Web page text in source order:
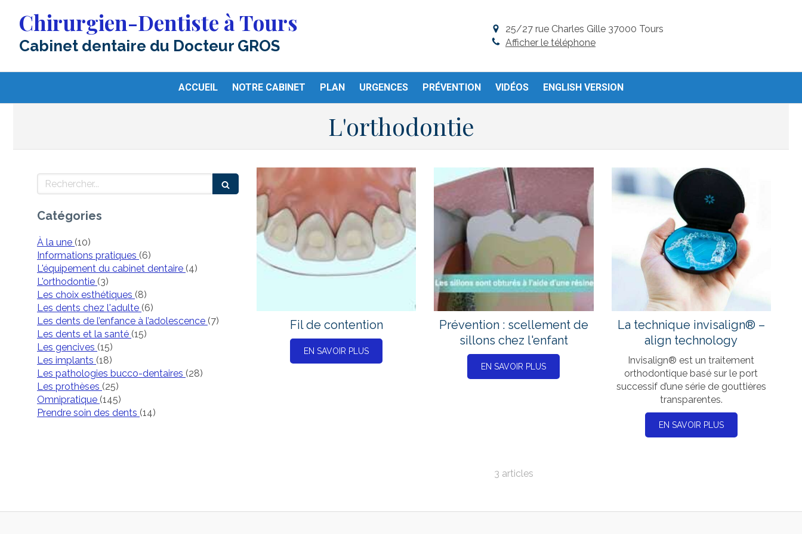
Chirurgien-Dentiste à Tours 25/27 rue Charles Gille 37000 Tours
Afficher le téléphone
Cabinet dentaire du Docteur GROS
ACCUEIL NOTRE CABINET PLAN URGENCES PRÉVENTION VIDÉOS ENGLISH VERSION
L'orthodontie
Fil de contention
EN SAVOIR PLUS
Prévention : scellement de
sillons chez l'enfant
EN SAVOIR PLUS
La technique invisalign® –
align technology
Invisalign® est un traitement
orthodontique basé sur le port
successif d’une série de gouttières
transparentes.
EN SAVOIR PLUS
3 articles
Rechercher
Catégories
À la une (10)
Informations pratiques (6)
L'équipement du cabinet dentaire (4)
L'orthodontie (3)
Les choix esthétiques (8)
Les dents chez l'adulte (6)
Les dents de l’enfance à l’adolescence (7)
Les dents et la santé (15)
Les gencives (15)
Les implants (18)
Les pathologies bucco-dentaires (28)
Les prothèses (25)
Omnipratique (145)
Prendre soin des dents (14)